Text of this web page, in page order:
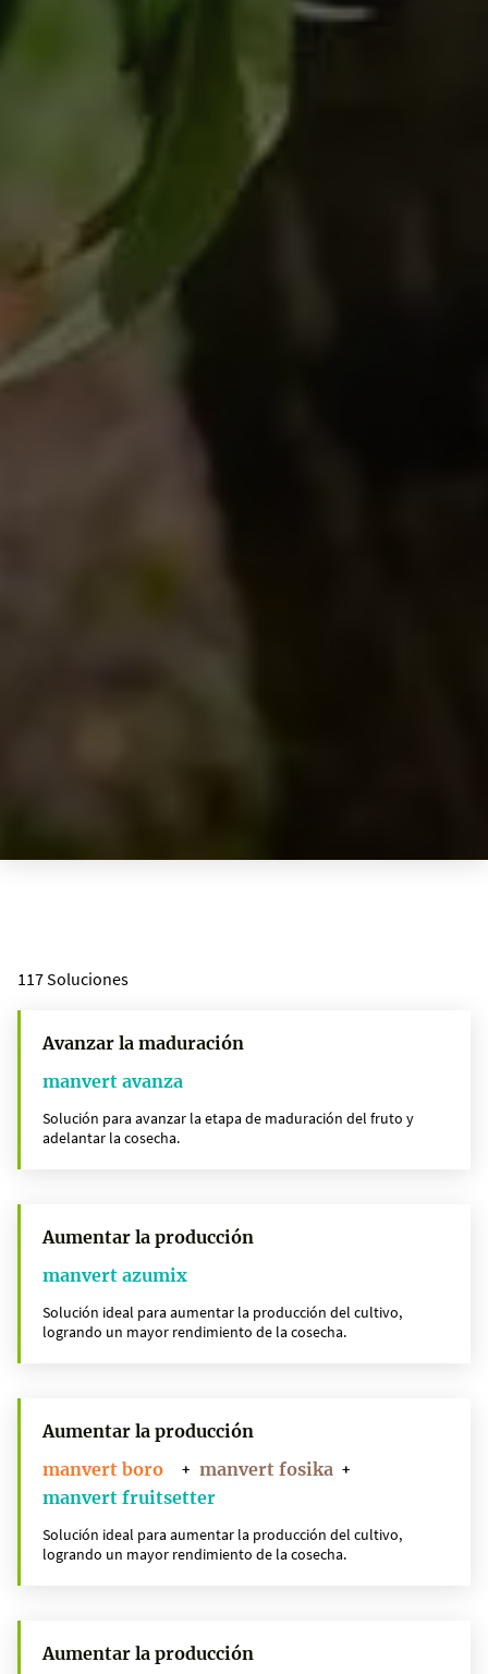
117 Soluciones
Avanzar la maduración
manvert avanza
Solución para avanzar la etapa de maduración del fruto y
adelantar la cosecha.
Aumentar la producción
manvert azumix
Solución ideal para aumentar la producción del cultivo,
logrando un mayor rendimiento de la cosecha.
Aumentar la producción
manvert boro
+ manvert fosika +
manvert fruitsetter
Solución ideal para aumentar la producción del cultivo,
logrando un mayor rendimiento de la cosecha.
Aumentar la producción